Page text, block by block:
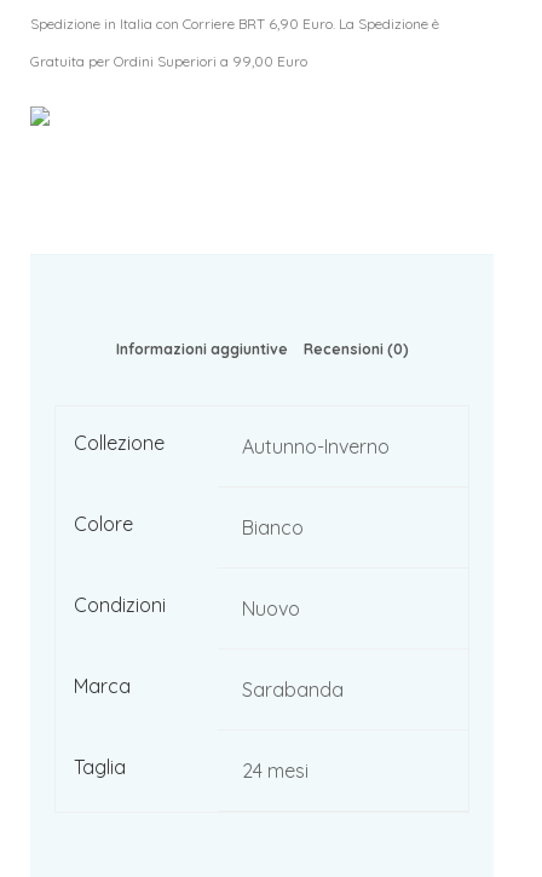
Spedizione in Italia con Corriere BRT 6,90 Euro. La Spedizione è
Gratuita per Ordini Superiori a 99,00 Euro
Informazioni aggiuntive Recensioni (0)
Collezione Autunno-Inverno
Colore Bianco
Condizioni Nuovo
Marca Sarabanda
Taglia 24 mesi